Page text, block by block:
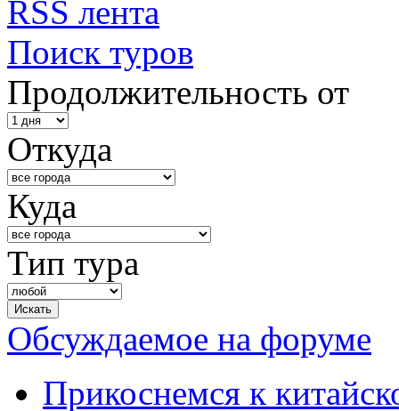
RSS лента
Поиск туров
Продолжительность от
Откуда
Куда
Тип тура
Обсуждаемое на форуме
Прикоснемся к